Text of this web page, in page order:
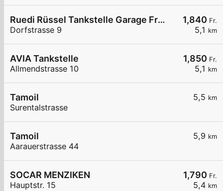
1,840 Fr.
5,1 km
Ruedi Rüssel Tankstelle Garage Frei AG
Dorfstrasse 9
1,850 Fr.
5,1 km
AVIA Tankstelle
Allmendstrasse 10
5,5 km
Tamoil
Surentalstrasse
5,9 km
Tamoil
Aarauerstrasse 44
1,790 Fr.
5,4 km
SOCAR MENZIKEN
Hauptstr. 15